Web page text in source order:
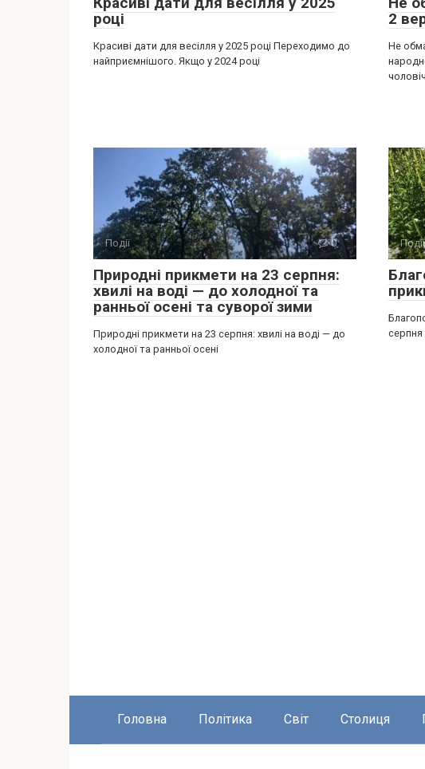
році
Красиві дати для весілля у 2025 році Переходимо до
найприємнішого. Якщо у 2024 році
2
Не
Події 0
Природні прикмети на 23 серпня:
хвилі на воді — до холодної та
ранньої осені та суворої зими
Природні прикмети на 23 серпня: хвилі на воді — до
холодної та ранньої осені
Події
Головна Політика Світ Столиця